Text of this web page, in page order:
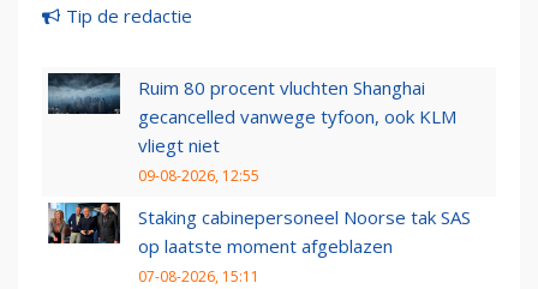
Tip de redactie
Ruim 80 procent vluchten Shanghai
gecancelled vanwege tyfoon, ook KLM
vliegt niet
09-08-2026, 12:55
Staking cabinepersoneel Noorse tak SAS
op laatste moment afgeblazen
07-08-2026, 15:11